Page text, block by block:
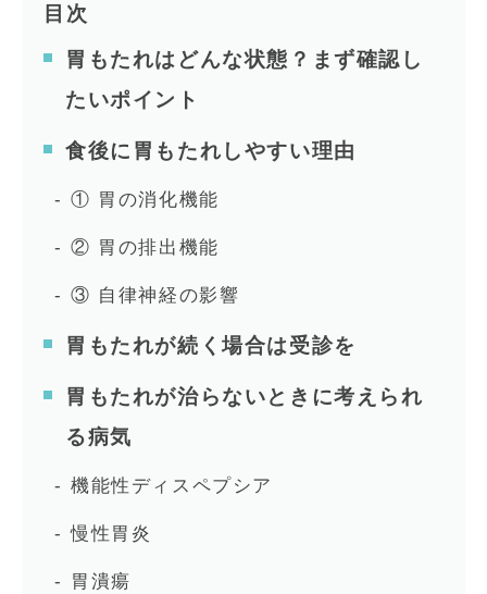
目次
胃もたれはどんな状態？まず確認し
たいポイント
食後に胃もたれしやすい理由
① 胃の消化機能
② 胃の排出機能
③ 自律神経の影響
胃もたれが続く場合は受診を
胃もたれが治らないときに考えられ
る病気
機能性ディスペプシア
慢性胃炎
胃潰瘍